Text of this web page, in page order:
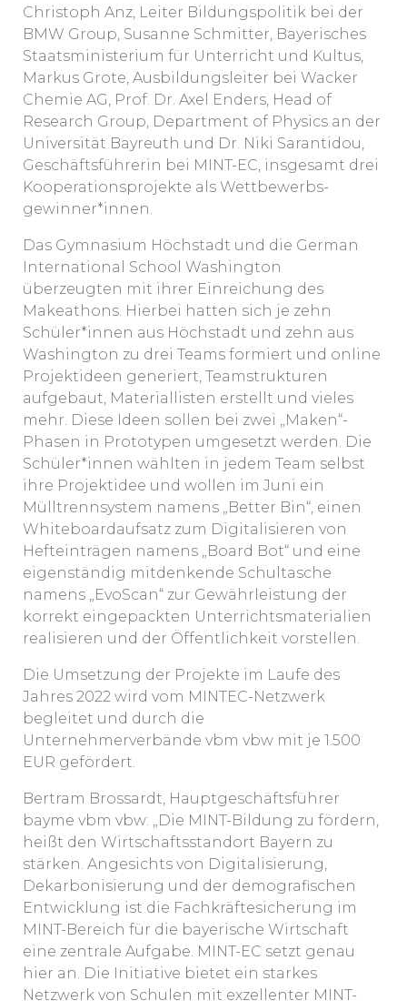
Christoph Anz, Leiter Bildungspolitik bei der
BMW Group, Susanne Schmitter, Bayerisches
Staatsministerium für Unterricht und Kultus,
Markus Grote, Ausbildungsleiter bei Wacker
Chemie AG, Prof. Dr. Axel Enders, Head of
Research Group, Department of Physics an der
Universität Bayreuth und Dr. Niki Sarantidou,
Geschäftsführerin bei MINT-EC, insgesamt drei
Kooperationsprojekte als Wettbewerbs-
gewinner*innen.
Das Gymnasium Höchstadt und die German
International School Washington
überzeugten mit ihrer Einreichung des
Makeathons. Hierbei hatten sich je zehn
Schüler*innen aus Höchstadt und zehn aus
Washington zu drei Teams formiert und online
Projektideen generiert, Teamstrukturen
aufgebaut, Materiallisten erstellt und vieles
mehr. Diese Ideen sollen bei zwei „Maken“-
Phasen in Prototypen umgesetzt werden. Die
Schüler*innen wählten in jedem Team selbst
ihre Projektidee und wollen im Juni ein
Mülltrennsystem namens „Better Bin“, einen
Whiteboardaufsatz zum Digitalisieren von
Hefteinträgen namens „Board Bot“ und eine
eigenständig mitdenkende Schultasche
namens „EvoScan“ zur Gewährleistung der
korrekt eingepackten Unterrichtsmaterialien
realisieren und der Öffentlichkeit vorstellen.
Die Umsetzung der Projekte im Laufe des
Jahres 2022 wird vom MINTEC-Netzwerk
begleitet und durch die
Unternehmerverbände vbm vbw mit je 1.500
EUR gefördert.
Bertram Brossardt, Hauptgeschäftsführer
bayme vbm vbw: „Die MINT-Bildung zu fördern,
heißt den Wirtschaftsstandort Bayern zu
stärken. Angesichts von Digitalisierung,
Dekarbonisierung und der demografischen
Entwicklung ist die Fachkräftesicherung im
MINT-Bereich für die bayerische Wirtschaft
eine zentrale Aufgabe. MINT-EC setzt genau
hier an. Die Initiative bietet ein starkes
Netzwerk von Schulen mit exzellenter MINT-